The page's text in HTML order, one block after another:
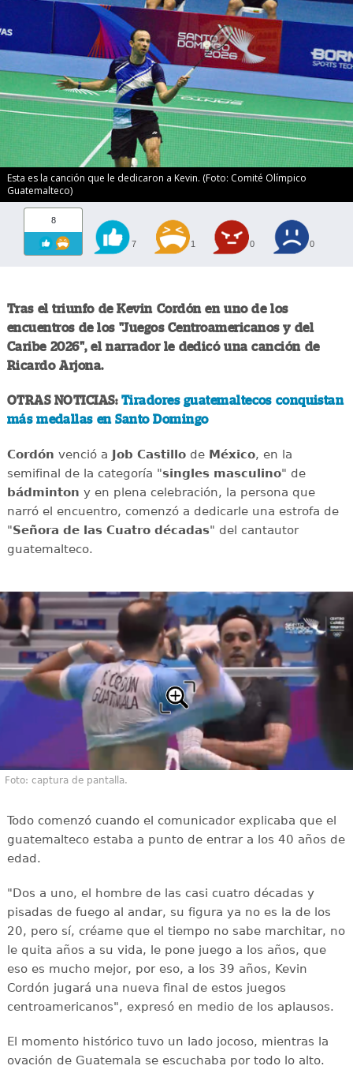
Esta es la canción que le dedicaron a Kevin. (Foto: Comité Olímpico
Guatemalteco)
8
7 1 0 0
Tras el triunfo de Kevin Cordón en uno de los
encuentros de los "Juegos Centroamericanos y del
Caribe 2026", el narrador le dedicó una canción de
Ricardo Arjona.
OTRAS NOTICIAS: Tiradores guatemaltecos conquistan
más medallas en Santo Domingo
Cordón venció a Job CastillodeMéxico, en la
semifinal de la categoría "singles masculino" de
bádminton y en plena celebración, la persona que
narró el encuentro, comenzó a dedicarle una estrofa de
"Señora de las Cuatro décadas" del cantautor
guatemalteco.
Foto: captura de pantalla.
Todo comenzó cuando el comunicador explicaba que el
guatemalteco estaba a punto de entrar a los 40 años de
edad.
"Dos a uno, el hombre de las casi cuatro décadas y
pisadas de fuego al andar, su figura ya no es la de los
20, pero sí, créame que el tiempo no sabe marchitar, no
le quita años a su vida, le pone juego a los años, que
eso es mucho mejor, por eso, a los 39 años, Kevin
Cordón jugará una nueva final de estos juegos
centroamericanos", expresó en medio de los aplausos.
El momento histórico tuvo un lado jocoso, mientras la
ovación de Guatemala se escuchaba por todo lo alto.